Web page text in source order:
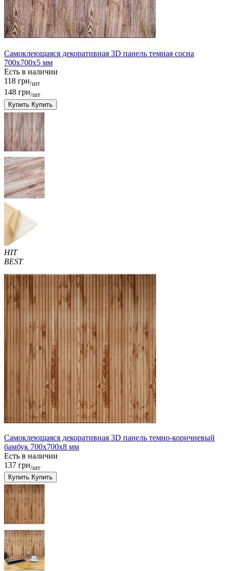
Самоклеющаяся декоративная 3D панель темная сосна
700x700x5 мм
Есть в наличии
118 грн/шт
148 грн/шт
Купить Купить
HIT
BEST
Самоклеющаяся декоративная 3D панель темно-коричневый
бамбук 700x700x8 мм
Есть в наличии
137 грн/шт
Купить Купить